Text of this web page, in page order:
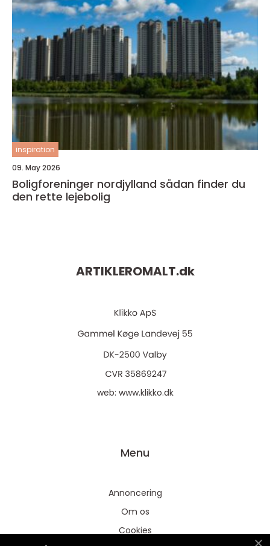
inspiration
09. May 2026
Boligforeninger nordjylland sådan finder du
den rette lejebolig
ARTIKLEROMALT.dk
web: www.klikko.dk
Menu
Annoncering
Om os
Cookies